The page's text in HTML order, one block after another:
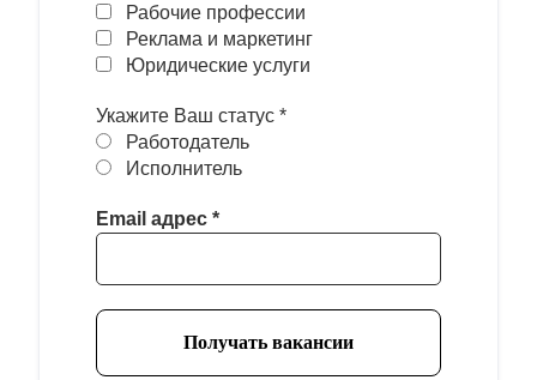
Рабочие профессии
Реклама и маркетинг
Юридические услуги
Укажите Ваш статус *
Работодатель
Исполнитель
Email адрес *